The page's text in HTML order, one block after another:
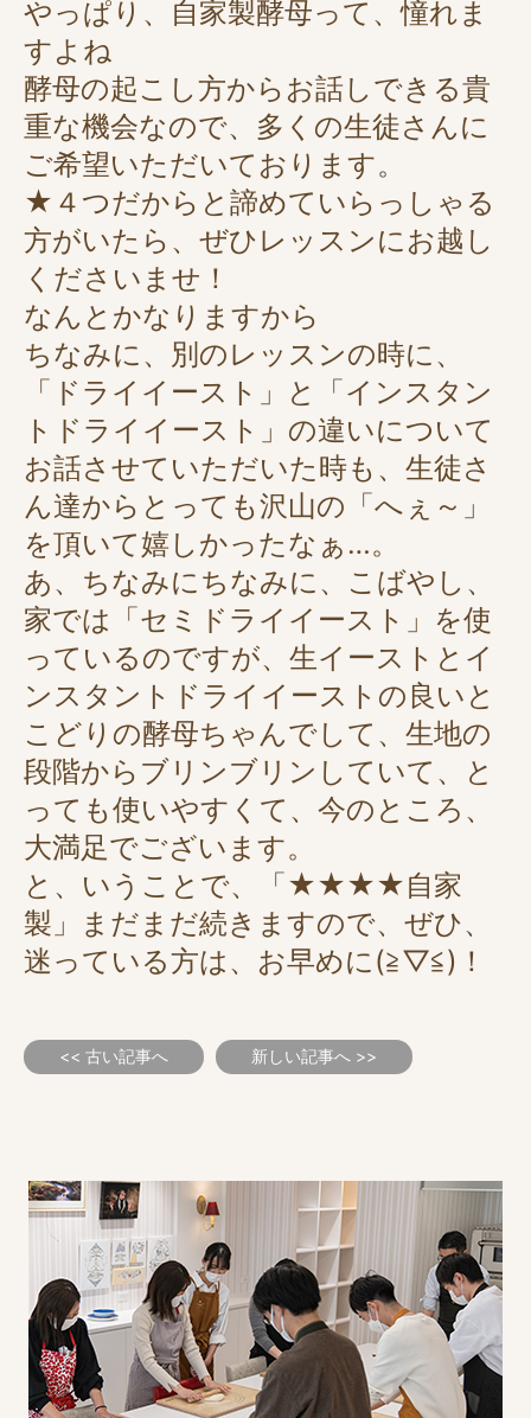
やっぱり、自家製酵母って、憧れま
すよね
酵母の起こし方からお話しできる貴
重な機会なので、多くの生徒さんに
ご希望いただいております。
★４つだからと諦めていらっしゃる
方がいたら、ぜひレッスンにお越し
くださいませ！
なんとかなりますから
ちなみに、別のレッスンの時に、
「ドライイースト」と「インスタン
トドライイースト」の違いについて
お話させていただいた時も、生徒さ
ん達からとっても沢山の「へぇ～」
を頂いて嬉しかったなぁ…。
あ、ちなみにちなみに、こばやし、
家では「セミドライイースト」を使
っているのですが、生イーストとイ
ンスタントドライイーストの良いと
こどりの酵母ちゃんでして、生地の
段階からブリンブリンしていて、と
っても使いやすくて、今のところ、
大満足でございます。
と、いうことで、「★★★★自家
製」まだまだ続きますので、ぜひ、
迷っている方は、お早めに(≧▽≦)！
<< 古い記事へ 新しい記事へ >>